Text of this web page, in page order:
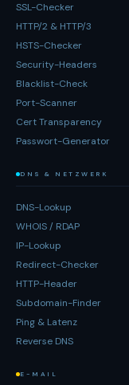
SSL-Checker
HTTP/2 & HTTP/3
HSTS-Checker
Security-Headers
Blacklist-Check
Port-Scanner
Cert Transparency
Passwort-Generator
DNS & NETZWERK
DNS-Lookup
WHOIS / RDAP
IP-Lookup
Redirect-Checker
HTTP-Header
Subdomain-Finder
Ping & Latenz
Reverse DNS
E-MAIL